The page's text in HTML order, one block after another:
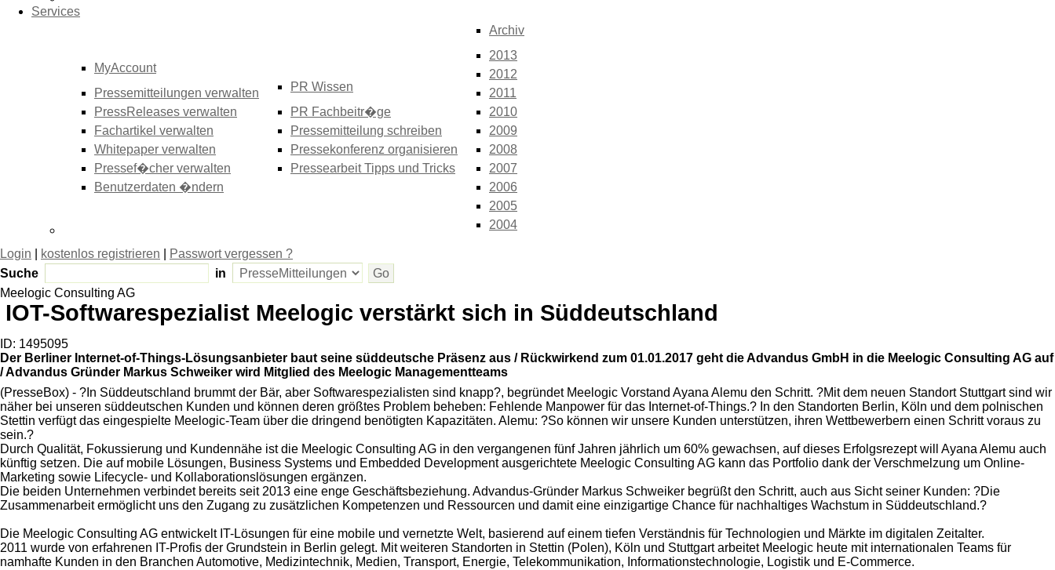
Services
MyAccount
Pressemitteilungen verwalten
PressReleases verwalten
Fachartikel verwalten
Whitepaper verwalten
Pressef�cher verwalten
Benutzerdaten �ndern
PR Wissen
PR Fachbeitr�ge
Pressemitteilung schreiben
Pressekonferenz organisieren
Pressearbeit Tipps und Tricks
Archiv
2013
2012
2011
2010
2009
2008
2007
2006
2005
2004
Login kostenlos registrieren
Passwort vergessen ?
Suche
in
Meelogic Consulting AG
IOT-Softwarespezialist Meelogic verstärkt sich in Süddeutschland
ID: 1495095
Der Berliner Internet-of-Things-Lösungsanbieter baut seine süddeutsche Präsenz aus / Rückwirkend zum 01.01.2017 geht die Advandus GmbH in die Meelogic Consulting AG auf
/ Advandus Gründer Markus Schweiker wird Mitglied des Meelogic Managementteams
(PresseBox) - ?In Süddeutschland brummt der Bär, aber Softwarespezialisten sind knapp?, begründet Meelogic Vorstand Ayana Alemu den Schritt. ?Mit dem neuen Standort Stuttgart sind wir
näher bei unseren süddeutschen Kunden und können deren größtes Problem beheben: Fehlende Manpower für das Internet-of-Things.? In den Standorten Berlin, Köln und dem polnischen
Stettin verfügt das eingespielte Meelogic-Team über die dringend benötigten Kapazitäten. Alemu: ?So können wir unsere Kunden unterstützen, ihren Wettbewerbern einen Schritt voraus zu
sein.?
Durch Qualität, Fokussierung und Kundennähe ist die Meelogic Consulting AG in den vergangenen fünf Jahren jährlich um 60% gewachsen, auf dieses Erfolgsrezept will Ayana Alemu auch
künftig setzen. Die auf mobile Lösungen, Business Systems und Embedded Development ausgerichtete Meelogic Consulting AG kann das Portfolio dank der Verschmelzung um Online-
Marketing sowie Lifecycle- und Kollaborationslösungen ergänzen.
Die beiden Unternehmen verbindet bereits seit 2013 eine enge Geschäftsbeziehung. Advandus-Gründer Markus Schweiker begrüßt den Schritt, auch aus Sicht seiner Kunden: ?Die
Zusammenarbeit ermöglicht uns den Zugang zu zusätzlichen Kompetenzen und Ressourcen und damit eine einzigartige Chance für nachhaltiges Wachstum in Süddeutschland.?
Die Meelogic Consulting AG entwickelt IT-Lösungen für eine mobile und vernetzte Welt, basierend auf einem tiefen Verständnis für Technologien und Märkte im digitalen Zeitalter.
2011 wurde von erfahrenen IT-Profis der Grundstein in Berlin gelegt. Mit weiteren Standorten in Stettin (Polen), Köln und Stuttgart arbeitet Meelogic heute mit internationalen Teams für
namhafte Kunden in den Branchen Automotive, Medizintechnik, Medien, Transport, Energie, Telekommunikation, Informationstechnologie, Logistik und E-Commerce.